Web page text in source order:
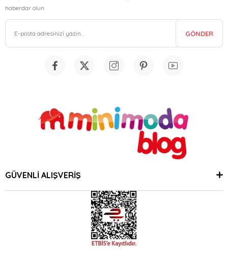
haberdar olun.
GÖNDER
GÜVENLİ ALIŞVERİŞ